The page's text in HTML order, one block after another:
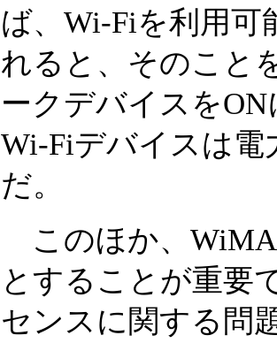
ば、Wi-Fiを利用
れると、そのこと
ークデバイスを
Wi-Fiデバイスは電
だ。
このほか、
とすることが重要
センスに関する問